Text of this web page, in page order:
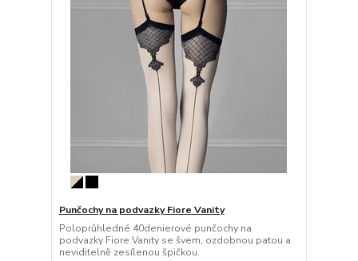
Punčochy na podvazky Fiore Vanity
Poloprůhledné 40denierové punčochy na
podvazky Fiore Vanity se švem, ozdobnou patou a
neviditelně zesílenou špičkou.